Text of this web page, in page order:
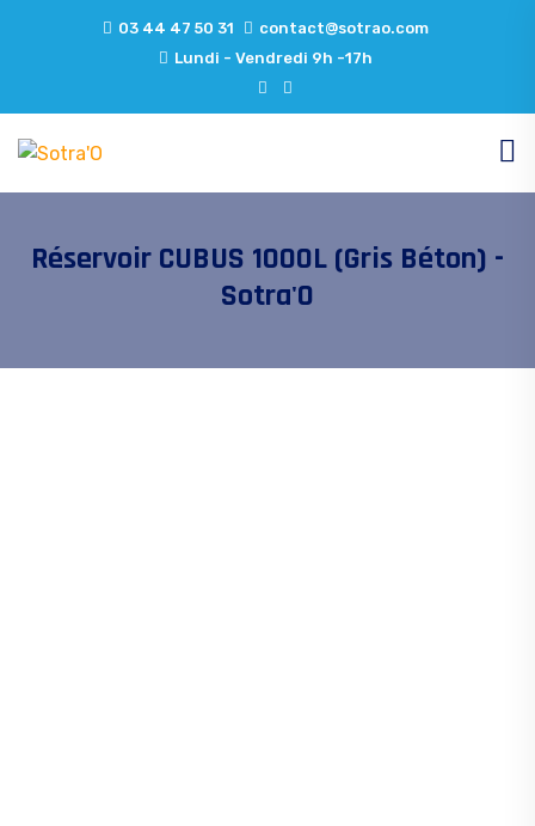
03 44 47 50 31
contact@sotrao.com
Lundi - Vendredi 9h -17h
Réservoir CUBUS 1000L (Gris Béton) -
Sotra'O